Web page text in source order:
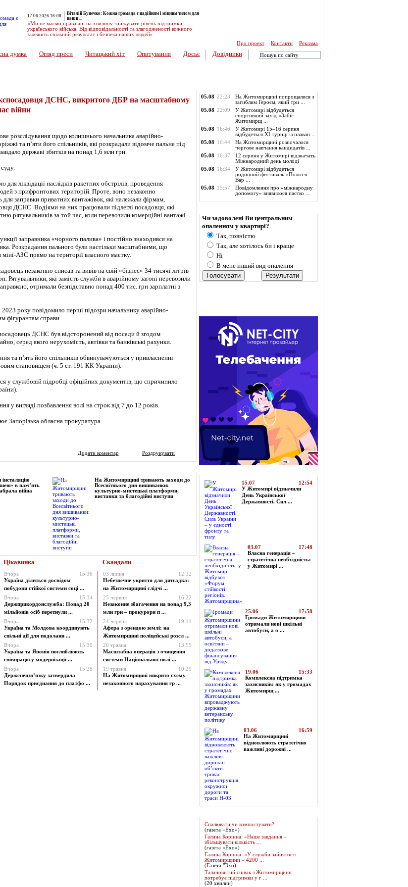
17.06.2026 16:08
Віталій Бунечко: Кожна громада є надійним і міцним тилом для
наши ...
«Ми не маємо права ані на хвилину знижувати рівень підтримки
українського війська. Від відповідальності та злагодженості кожного
залежить спільний результат і безпека наших людей»
Про проект
Контакти Реклама
думка Огляд преси Читацький хіт Опитування Досьє Довідники
ДСНС, викритого ДБР на масштабному
війни
розслідування щодо колишнього начальника аварійно-
та п’яти його спільників, які розкрадали відомче пальне під
державі збитків на понад 1,6 млн грн.
ліквідації наслідків ракетних обстрілів, проведення
з прифронтових територій. Проте, воно незаконно
для заправки приватних вантажівок, які належали фірмам,
ДСНС. Водіями на них працювали підлеглі посадовця, які
рятувальників за той час, коли перевозили комерційні вантажі
заправника «чорного палива» і постійно знаходився на
Розкрадання пального були настільки масштабними, що
АЗС прямо на території власного маєтку.
незаконно списав та вивів на свій «бізнес» 34 тисячі літрів
Рятувальники, які замість служби в аварійному загоні перевозили
отримали безпідставно понад 400 тис. грн зарплатні з
року повідомило перші підозри начальнику аварійно-
фігурантам справи.
ДСНС був відсторонений від посади й згодом
серед якого нерухомість, автівки та банківські рахунки.
та п’ять його спільників обвинувачуються у привласненні
становищем (ч. 5 ст. 191 КК України).
у службовій підробці офіційних документів, що спричинило
у вигляді позбавлення волі на строк від 7 до 12 років.
Запорізька обласна прокуратура.
Додати коментар Роздрукувати
в пам’ять
війна
На Житомирщині тривають заходи до
Всесвітнього дня вишиванки:
культурно-мистецькі платформи,
виставки та благодійні виступи
Цікавинка Скандали
Вчора
15:36
Україна ділиться досвідом
побудови стійкої системи соці ...
Вчора
15:34
Держприкордонслужба: Понад 20
мільйонів осіб перетнули ...
Вчора
15:32
Україна та Молдова координують
спільні дії для подоланн ...
Вчора
15:30
Україна та Японія поглиблюють
співпрацю у модернізації ...
Вчора
15:28
Держспецзв’язку затвердила
Порядок приєднання до платфо ...
03 липня
12:32
Небезпечне укриття для дитсадка:
на Житомирщині слідчі ...
25 червня
16:22
Незаконне збагачення на понад 9,3
млн грн – прокурори п ...
24 червня
19:11
Афера з орендою землі: на
Житомирщині поліцейські розсл ...
20 травня
13:55
Масштабна операція з очищення
системи Національної полі ...
19 травня
10:29
На Житомирщині викрито схему
незаконного нарахування гр ...
05.08 22:23
На Житомирщині попрощалися з
загиблим Героєм, який три ...
05.08 22:09
У Житомирі відбудеться
спортивний захід «Забіг
Житомирщ ...
05.08 16:46
У Житомирі 15–16 серпня
відбудеться XI турнір із плаван ...
05.08 16:44
На Житомирщині розпочалося
чергове навчання кандидатів ...
05.08 16:37
12 серпня у Житомирі відзначать
Міжнародний день молоді
05.08 16:34
У Житомирі відбудеться
родинний фестиваль «Полісся.
Вар ...
05.08 15:57
Повідомлення про «міжнародну
допомогу» виявилося пастко ...
Чи задоволені Ви центральним
опаленням у квартирі?
Так, повністю
Так, але хотілось би і краще
Ні
В мене інший вид опалення
15.07
12:54
У Житомирі відзначили
День Української
Державності. Сил ...
03.07
17:48
Власна генерація –
стратегічна необхідність:
у Житомирі ...
25.06
17:58
Громади Житомирщини
отримали нові шкільні
автобуси, а о ...
19.06
15:33
Комплексна підтримка
захисників: як у громадах
Житомирщ ...
03.06
16:59
На Житомирщині
відновлюють стратегічно
важливі дорожні ...
Спалювати чи компостувати?
(газета «Ехо»)
Галина Корінна: «Наше завдання –
збільшувати кількість ...
(газета «Ехо»)
Галина Корінна: «У служби зайнятості
Житомирщини – 4200 ...
(Газета "Эхо)
Талановитий співак з Житомирщини
потребує підтримки у г ...
(20 хвилин)